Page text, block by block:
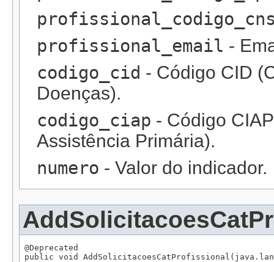
profissional_email -
codigo_cid - Código CID
Doenças).
codigo_ciap - Código
Assistência Primária).
numero - Valor do indicador.
@Deprecated
public void